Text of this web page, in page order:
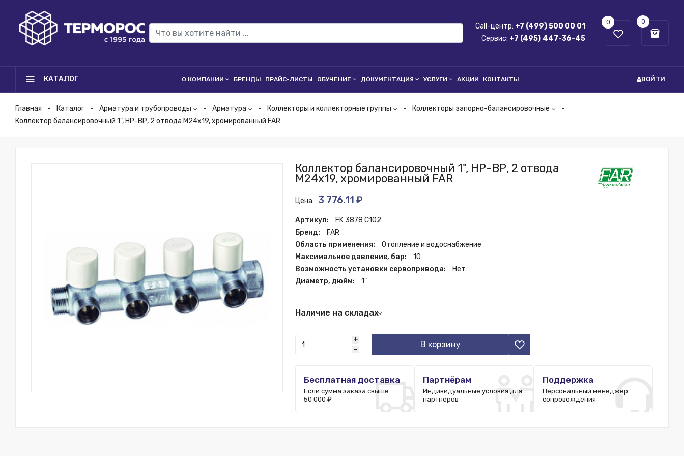
Call-центр: +7 (499) 500 00 01
Сервис: +7 (495) 447-36-45
0 0
КАТАЛОГ О КОМПАНИИ БРЕНДЫ ПРАЙС-ЛИСТЫ ОБУЧЕНИЕ ДОКУМЕНТАЦИЯ УСЛУГИ АКЦИИ КОНТАКТЫ ВОЙТИ
Главная Каталог Арматура и трубопроводы Арматура Коллекторы и коллекторные группы
Коллекторы запорно-балансировочные
Коллектор балансировочный 1", НР-ВР, 2 отвода М24х19, хромированный FAR
Коллектор балансировочный 1", НР-ВР, 2 отвода
М24х19, хромированный FAR
Цена: 3 776.11 ₽
Артикул:
FK 3878 C102
Бренд:
FAR
Область применения:
Отопление и водоснабжение
Максимальное давление, бар:
10
Возможность установки сервопривода:
Нет
Диаметр, дюйм:
1"
Наличие на складах
+
-
В корзину
Бесплатная доставка
Если сумма заказа свыше
50 000 ₽
Партнёрам
Индивидуальные условия для
партнёров
Поддержка
Персональный менеджер
сопровождения